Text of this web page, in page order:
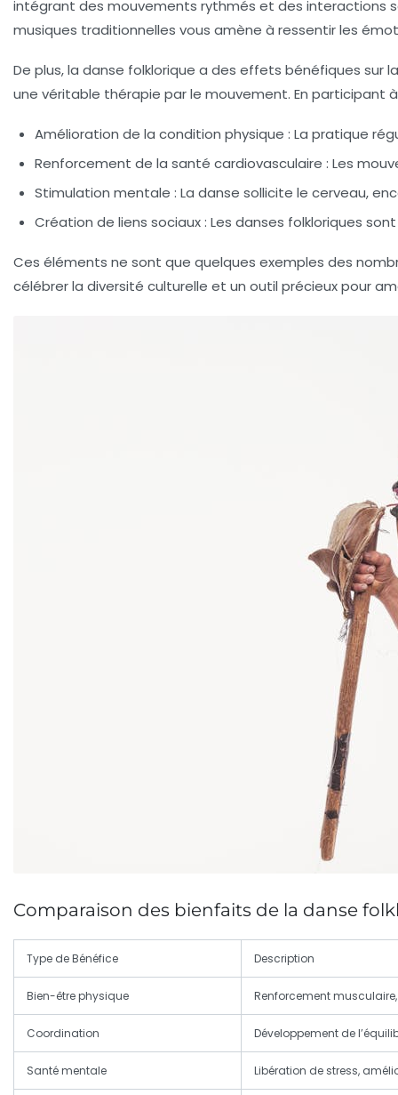
intégrant des mouvements rythmés et des interactions
musiques traditionnelles vous amène à ressentir les
De plus, la danse folklorique a des effets bénéfiques sur
une véritable thérapie par le mouvement. En participant
Amélioration de la condition physique : La pratique
Renforcement de la santé cardiovasculaire : Les
Stimulation mentale : La danse sollicite le cerveau,
Création de liens sociaux : Les danses folkloriques
Ces éléments ne sont que quelques exemples des
célébrer la diversité culturelle et un outil précieux pour
Comparaison des bienfaits de la danse
Type de Bénéfice Description
Bien-être physique Renforcement
Coordination Développement de
Santé mentale Libération de stress,